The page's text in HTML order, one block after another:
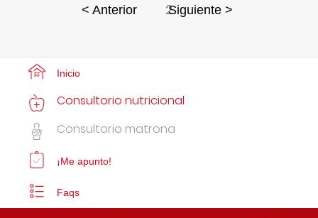
< Anterior 2Siguiente >
Inicio
Consultorio nutricional
Consultorio matrona
¡Me apunto!
Faqs